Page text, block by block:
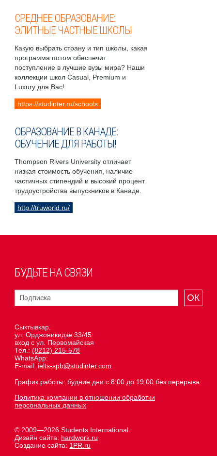
СРЕДНЕЕ ОБРАЗОВАНИЕ:
ЭЛИТНЫЕ ЧАСТНЫЕ ШКОЛЫ
Какую выбрать страну и тип школы, какая
программа потом обеспечит
поступление в лучшие вузы мира? Наши
коллекции школ Casual, Premium и
Luxury для Вас!
https://studinter.ru/schools
ОБРАЗОВАНИЕ В КАНАДЕ:
ОБУЧЕНИЕ ДЛЯ РАБОТЫ!
Thompson Rivers University отличает
низкая стоимость обучения, наличие
частичных стипендий и высокий процент
трудоустройства выпускников в Канаде.
http://truworld.ru/
БУДЬТЕ НА СВЯЗИ
ОК
Сыктывкар,
ул. Орджоникидзе 33/45
вход с ул. Первомайская
Тел.: (8212) 215-578
WhatsApp:
E-mail: ielts-spb@studinter.com
График работы: будние дни с 8:00 до 19:00 без перерыва
Политика компании в отношении обработки
персональных данных
© 2009—2026 Students International.
Дизайн сайта: hardwork.ru
Создание сайта: 1PR.ru